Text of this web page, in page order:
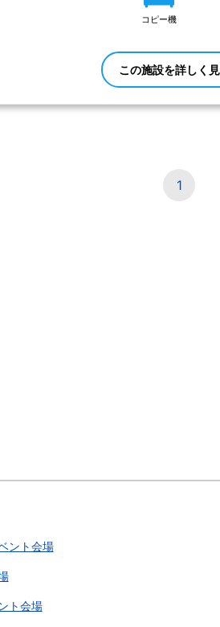
コピー機
この施設を詳しく
1
ント会場
ト会場